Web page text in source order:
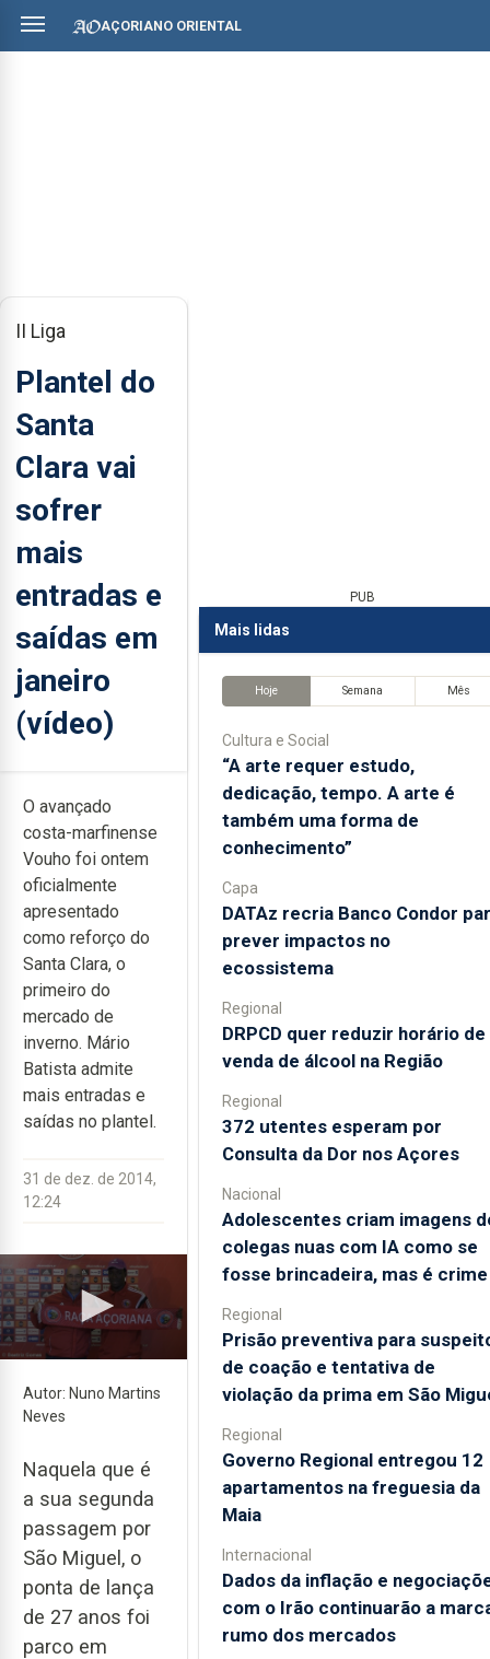
AÇORIANO ORIENTAL
II Liga
Plantel do
Santa
Clara vai
sofrer
mais
entradas e
saídas em
janeiro
(vídeo)
O avançado
costa-marfinense
Vouho foi ontem
oficialmente
apresentado
como reforço do
Santa Clara, o
primeiro do
mercado de
inverno. Mário
Batista admite
mais entradas e
saídas no plantel.
31 de dez. de 2014,
12:24
Autor: Nuno Martins
Neves
Naquela que é
a sua segunda
passagem por
São Miguel, o
ponta de lança
de 27 anos foi
parco em
PUB
Mais lidas
Hoje Semana Mês
Cultura e Social
“A arte requer estudo,
dedicação, tempo. A arte é
também uma forma de
conhecimento”
Capa
DATAz recria Banco Condor
prever impactos no
ecossistema
Regional
DRPCD quer reduzir horário de
venda de álcool na Região
Regional
372 utentes esperam por
Consulta da Dor nos Açores
Nacional
Adolescentes criam imagens
colegas nuas com IA como se
fosse brincadeira, mas é crime
Regional
Prisão preventiva para
de coação e tentativa de
violação da prima em São
Regional
Governo Regional entregou 12
apartamentos na freguesia da
Maia
Internacional
Dados da inflação e
com o Irão continuarão a
rumo dos mercados